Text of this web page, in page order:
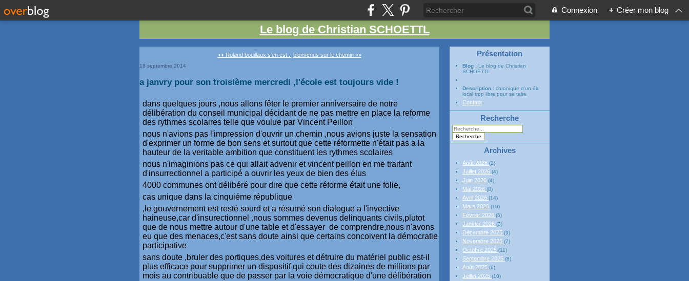
Connexion + Créer mon blog
Le blog de Christian SCHOETTL
<< Roland bouillaux s'en est... bienvenus sur le chemin >>
18 septembre 2014
a janvry pour son troisième mercredi ,l'école est toujours vide !
dans quelques jours ,nous allons fêter le premier anniversaire de notre
délibération du conseil municipal décidant de ne pas mettre en place la reforme
des rythmes scolaires telle que voulue par Vincent Peillon
nous n'avions pas l'impression d'ouvrir un chemin ,nous avions juste la sensation
d'exprimer un forme de bon sens et surtout que cette réformette n'était pas a la
hauteur de la veritable ambition que constituent les rythmes scolaires
nous n'imaginions pas ce qui allait advenir et vincent peillon en me traitant
d'insurrectionnel a participé a ouvrir les yeux de bien des élus
4000 communes ont délibéré pour dire que cette réforme était une folie,
cas unique dans la cinquiéme république
,le gouvernement est resté sourd et a résumé son dialogue a l'invective
haineuse,car d'insurectionnel ,nous sommes devenus delinquants civils,plutot
que de nous mettre autour d'une table et d'essayer de comprendre,nous n'avons
eu que des menaces,c'est sans doute ainsi que certains concoivent la démocratie
participative
sans doute ,bruler des portiques,des voitures et détruire du matériel public est-il
plus efficace pour supprimer un dispositif qui coute des dizaines de millions par
mois au contribuable que de passer par la voie démocratique d'une délibération
Présentation
Blog : Le blog de Christian
SCHOETTL
Description : chronique d'un élu
local trop libre pour se taire
Contact
Recherche
Archives
Août 2026 (2)
Juillet 2026 (4)
Juin 2026 (4)
Mai 2026 (8)
Avril 2026 (14)
Mars 2026 (10)
Février 2026 (5)
Janvier 2026 (3)
Décembre 2025 (9)
Novembre 2025 (7)
Octobre 2025 (11)
Septembre 2025 (8)
Août 2025 (6)
Juillet 2025 (10)